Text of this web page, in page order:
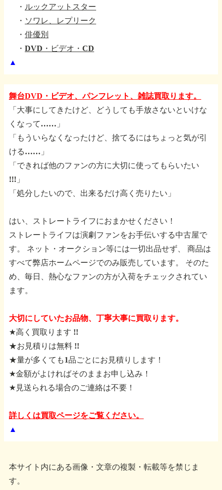
・ ルックアットスター
・ ソワレ、レプリーク
・ 俳優別
・ DVD・ビデオ・CD
▲
舞台DVD・ビデオ、パンフレット、雑誌買取ります。
「大事にしてきたけど、どうしても手放さないといけな
くなって……」
「もういらなくなったけど、捨てるにはちょっと気が引
ける……」
「できれば他のファンの方に大切に使ってもらいたい
!!!」
「処分したいので、出来るだけ高く売りたい」
はい、ストレートライフにおまかせください！
ストレートライフは演劇ファンをお手伝いする中古屋で
す。
ネット・オークション等には一切出品せず、
商品は
すべて弊店ホームページでのみ販売しています。
そのた
め、毎日、熱心なファンの方が入荷をチェックされてい
ます。
大切にしていたお品物、丁寧大事に買取ります。
★高く買取ります !!
★お見積りは無料 !!
★量が多くても1品ごとにお見積りします！
★金額がよければそのままお申し込み！
★見送られる場合のご連絡は不要！
詳しくは買取ページをご覧ください。
▲
本サイト内にある画像・文章の複製・転載等を禁じま
す。